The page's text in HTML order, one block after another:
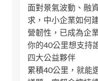
面對景氣波動、融
求，中小企業如何
營韌性，已成為企
你的40公里想支持
四大公益夥伴
累積40公里，就能